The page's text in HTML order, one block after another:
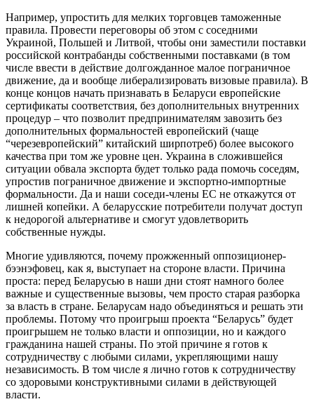
Например, упростить для мелких торговцев таможенные
правила. Провести переговоры об этом с соседними
Украиной, Польшей и Литвой, чтобы они заместили поставки
российской контрабанды собственными поставками (в том
числе ввести в действие долгожданное малое пограничное
движение, да и вообще либерализировать визовые правила). В
конце концов начать признавать в Беларуси европейские
сертификаты соответствия, без дополнительных внутренних
процедур – что позволит предпринимателям завозить без
дополнительных формальностей европейский (чаще
“черезевропейский” китайский ширпотреб) более высокого
качества при том же уровне цен. Украина в сложившейся
ситуации обвала экспорта будет только рада помочь соседям,
упростив пограничное движение и экспортно-импортные
формальности. Да и наши соседи-члены ЕС не откажутся от
лишней копейки. А беларусские потребители получат доступ
к недорогой альтернативе и смогут удовлетворить
собственные нужды.
Многие удивляются, почему прожженный оппозиционер-
бээнэфовец, как я, выступает на стороне власти. Причина
проста: перед Беларусью в наши дни стоят намного более
важные и существенные вызовы, чем просто старая разборка
за власть в стране. Беларусам надо объединяться и решать эти
проблемы. Потому что проигрыш проекта “Беларусь” будет
проигрышем не только власти и оппозиции, но и каждого
гражданина нашей страны. По этой причине я готов к
сотрудничеству с любыми силами, укрепляющими нашу
независимость. В том числе я лично готов к сотрудничеству
со здоровыми конструктивными силами в действующей
власти.